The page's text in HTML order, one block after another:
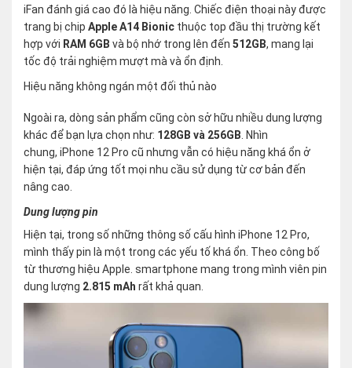
iFan đánh giá cao đó là hiệu năng. Chiếc điện thoại này được
trang bị chip Apple A14 Bionic thuộc top đầu thị trường kết
hợp với RAM 6GB và bộ nhớ trong lên đến 512GB, mang lại
tốc độ trải nghiệm mượt mà và ổn định.
Hiệu năng không ngán một đối thủ nào
Ngoài ra, dòng sản phẩm cũng còn sở hữu nhiều dung lượng
khác để bạn lựa chọn như: 128GB và 256GB . Nhìn
chung, iPhone 12 Pro cũ nhưng vẫn có hiệu năng khá ổn ở
hiện tại, đáp ứng tốt mọi nhu cầu sử dụng từ cơ bản đến
nâng cao.
Dung lượng pin
Hiện tại, trong số những thông số cấu hình iPhone 12 Pro,
mình thấy pin là một trong các yếu tố khá ổn. Theo công bố
từ thương hiệu Apple. smartphone mang trong mình viên pin
dung lượng 2.815 mAh rất khả quan.